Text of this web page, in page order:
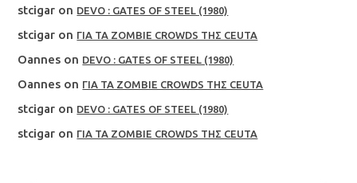
stcigar on DEVO : GATES OF STEEL (1980)
stcigar on ΓΙΑ ΤΑ ZOMBIE CROWDS ΤΗΣ CEUTA
Oannes on DEVO : GATES OF STEEL (1980)
Oannes on ΓΙΑ ΤΑ ZOMBIE CROWDS ΤΗΣ CEUTA
stcigar on DEVO : GATES OF STEEL (1980)
stcigar on ΓΙΑ ΤΑ ZOMBIE CROWDS ΤΗΣ CEUTA